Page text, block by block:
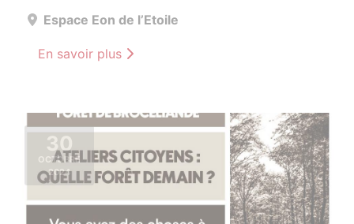
Espace Eon de l’Etoile
En savoir plus
30
OCTOBRE
2024